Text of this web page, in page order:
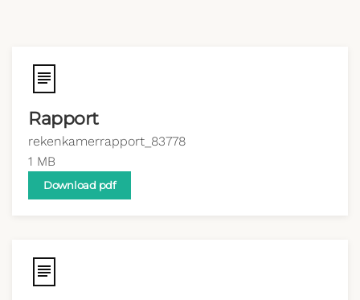
Rapport
rekenkamerrapport_83778
1 MB
Download pdf